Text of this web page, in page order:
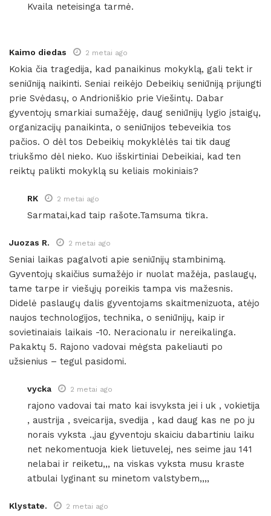
Kvaila neteisinga tarmė.
Kaimo diedas 2 metai ago
Kokia čia tragedija, kad panaikinus mokyklą, gali tekt ir
seniūniją naikinti. Seniai reikėjo Debeikių seniūniją prijungti
prie Svėdasų, o Andrioniškio prie Viešintų. Dabar
gyventojų smarkiai sumažėję, daug seniūnijų lygio įstaigų,
organizacijų panaikinta, o seniūnijos tebeveikia tos
pačios. O dėl tos Debeikių mokyklėlės tai tik daug
triukšmo dėl nieko. Kuo išskirtiniai Debeikiai, kad ten
reiktų palikti mokyklą su keliais mokiniais?
RK 2 metai ago
Sarmatai,kad taip rašote.Tamsuma tikra.
Juozas R. 2 metai ago
Seniai laikas pagalvoti apie seniūnijų stambinimą.
Gyventojų skaičius sumažėjo ir nuolat mažėja, paslaugų,
tame tarpe ir viešųjų poreikis tampa vis mažesnis.
Didelė paslaugų dalis gyventojams skaitmenizuota, atėjo
naujos technologijos, technika, o seniūnijų, kaip ir
sovietinaiais laikais -10. Neracionalu ir nereikalinga.
Pakaktų 5. Rajono vadovai mėgsta pakeliauti po
užsienius – tegul pasidomi.
vycka 2 metai ago
rajono vadovai tai mato kai isvyksta jei i uk , vokietija
, austrija , sveicarija, svedija , kad daug kas ne po ju
norais vyksta .,jau gyventoju skaiciu dabartiniu laiku
net nekomentuoja kiek lietuvelej, nes seime jau 141
nelabai ir reiketu,,, na viskas vyksta musu kraste
atbulai lyginant su minetom valstybem,,,,
Klystate. 2 metai ago